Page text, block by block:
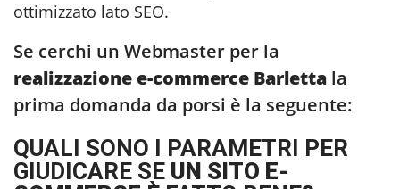
ottimizzato lato SEO.
Se cerchi un Webmaster per la
realizzazione e-commerce Barletta la
prima domanda da porsi è la seguente:
QUALI SONO I PARAMETRI PER
GIUDICARE SE UN SITO E-